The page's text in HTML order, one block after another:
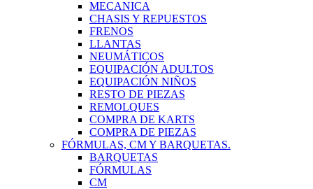
MECANICA
CHASIS Y REPUESTOS
FRENOS
LLANTAS
NEUMÁTICOS
EQUIPACIÓN ADULTOS
EQUIPACIÓN NIÑOS
RESTO DE PIEZAS
REMOLQUES
COMPRA DE KARTS
COMPRA DE PIEZAS
FÓRMULAS, CM Y BARQUETAS.
BARQUETAS
FÓRMULAS
CM